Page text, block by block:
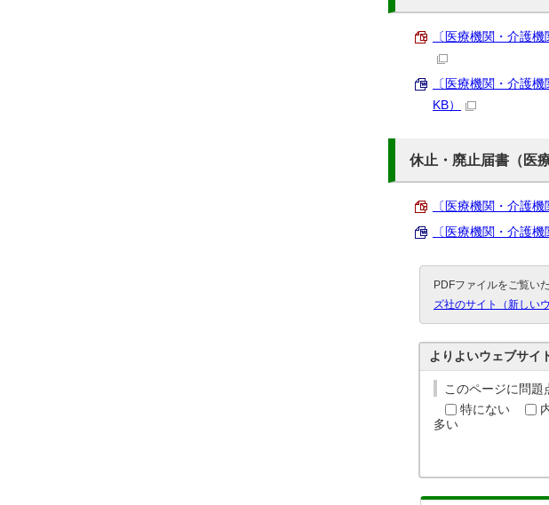
〔医療機関・介護
〔医療機関・介護
KB）
休止・廃止届書（医
〔医療機関・介護
〔医療機関・介護
PDFファイルをご覧い
ズ社のサイト（新しい
よりよいウェブサイ
このページに問題
特にない
多い